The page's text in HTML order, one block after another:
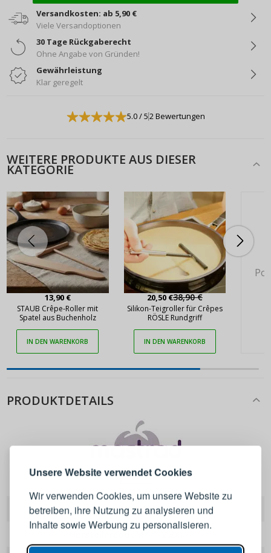
Unsere Website verwendet Cookies
Wir verwenden Cookies, um unsere Website zu
betreiben, ihre Nutzung zu analysieren und
Inhalte sowie Werbung zu personalisieren.
Versandkosten: ab 5,90 €
Viele Versandoptionen
30 Tage Rückgaberecht
Ohne Angabe von Gründen!
Gewährleistung
Klar geregelt
5.0/ 52 Bewertungen
WEITERE PRODUKTE AUS DIESER
KATEGORIE
13,90 €
STAUB Crêpe-Roller mit
Spatel aus Buchenholz
IN DEN WARENKORB
20,50 €38,90 €
Silikon-Teigroller für Crêpes
RÖSLE Rundgriff
IN DEN WARENKORB
PRODUKTDETAILS
Mastrad
EAN 3485990125006
Herstellercode
Melden Sie sich bei Ihrem
E-Mail-Adresse